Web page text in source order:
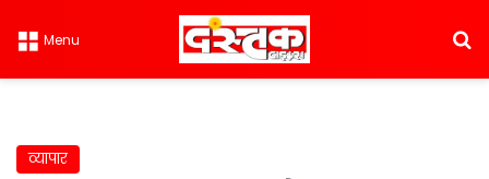
Menu
व्यापार